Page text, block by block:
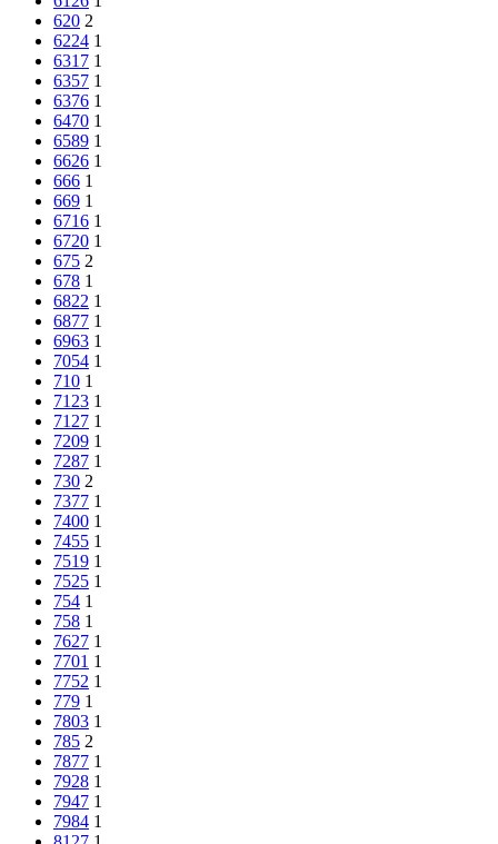
620 2
6224 1
6317 1
6357 1
6376 1
6470 1
6589 1
6626 1
666 1
669 1
6716 1
6720 1
675 2
678 1
6822 1
6877 1
6963 1
7054 1
710 1
7123 1
7127 1
7209 1
7287 1
730 2
7377 1
7400 1
7455 1
7519 1
7525 1
754 1
758 1
7627 1
7701 1
7752 1
779 1
7803 1
785 2
7877 1
7928 1
7947 1
7984 1